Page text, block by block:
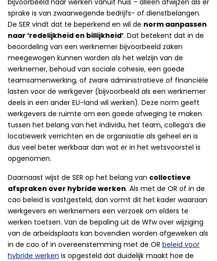
bijvoorbeeld naar werken vanuit huis – alleen afwijzen als er
sprake is van zwaarwegende bedrijfs- of dienstbelangen.
De SER vindt dat te beperkend en wil de norm aanpassen
naar ‘redelijkheid en billijkheid’. Dat betekent dat in de
beoordeling van een werknemer bijvoorbeeld zaken
meegewogen kunnen worden als het welzijn van de
werknemer, behoud van sociale cohesie, een goede
teamsamenwerking, of zware administratieve of financiële
lasten voor de werkgever (bijvoorbeeld als een werknemer
deels in een ander EU-land wil werken). Deze norm geeft
werkgevers de ruimte om een goede afweging te maken
tussen het belang van het individu, het team, collega’s die
locatiewerk verrichten en de organisatie als geheel en is
dus veel beter werkbaar dan wat er in het wetsvoorstel is
opgenomen.
Daarnaast wijst de SER op het belang van collectieve
afspraken over hybride werken. Als met de OR of in de
cao beleid is vastgesteld, dan vormt dit het kader waaraan
werkgevers en werknemers een verzoek om elders te
werken toetsen. Van de bepaling uit de Wfw over wijziging
van de arbeidsplaats kan bovendien worden afgeweken als
in de cao of in overeenstemming met de OR beleid voor
hybride werken is opgesteld dat duidelijk maakt hoe de